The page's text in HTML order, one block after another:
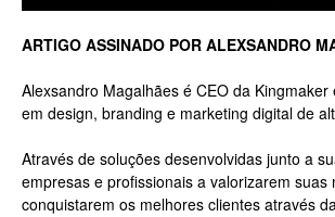
Jardins
ARTIGO ASSINADO POR ALEXSANDRO
Alexsandro Magalhães é CEO da Kingmaker
em design, branding e marketing digital de
Através de soluções desenvolvidas junto a
empresas e profissionais a valorizarem suas
conquistarem os melhores clientes através